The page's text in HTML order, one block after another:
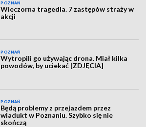
POZNAŃ
Wieczorna tragedia. 7 zastępów straży w
akcji
POZNAŃ
Wytropili go używając drona. Miał kilka
powodów, by uciekać [ZDJĘCIA]
POZNAŃ
Będą problemy z przejazdem przez
wiadukt w Poznaniu. Szybko się nie
skończą